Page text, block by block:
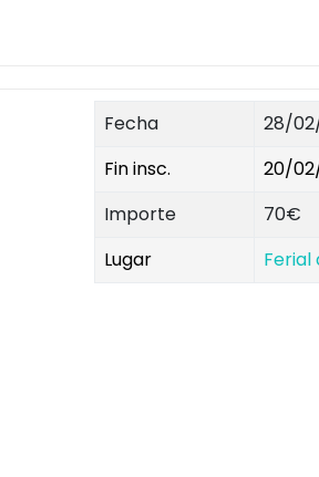
Fecha
28/
Fin insc.
20/
Importe
70€
Lugar
Ferial